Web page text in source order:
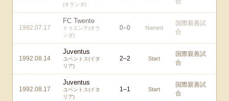
(オランダ)
1992.07.17
FC Twente
トゥエンテ(オラ
ンダ)
0–0 Named
国際親善試
合
1992.08.14
Juventus
ユベントス(イタ
リア)
2–2 Start
国際親善試
合
1992.08.17
Juventus
ユベントス(イタ
リア)
1–1 Start
国際親善試
合